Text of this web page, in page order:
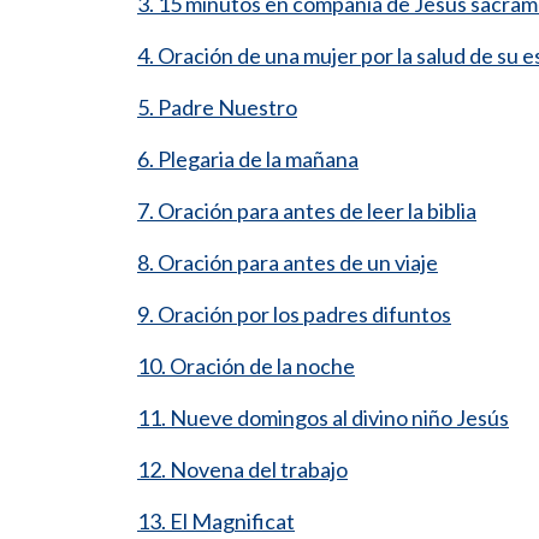
4. Oración de una mujer por la salud de su
5. Padre Nuestro
6. Plegaria de la mañana
7. Oración para antes de leer la biblia
8. Oración para antes de un viaje
9. Oración por los padres difuntos
10. Oración de la noche
11. Nueve domingos al divino niño Jesús
12. Novena del trabajo
13. El Magnificat